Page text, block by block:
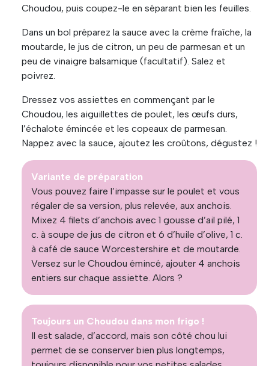
Choudou, puis coupez-le en séparant bien les feuilles.
Dans un bol préparez la sauce avec la crème fraîche, la
moutarde, le jus de citron, un peu de parmesan et un
peu de vinaigre balsamique (facultatif). Salez et
poivrez.
Dressez vos assiettes en commençant par le
Choudou, les aiguillettes de poulet, les œufs durs,
l’échalote émincée et les copeaux de parmesan.
Nappez avec la sauce, ajoutez les croûtons, dégustez !
Variante de préparation
Vous pouvez faire l’impasse sur le poulet et vous
régaler de sa version, plus relevée, aux anchois.
Mixez 4 filets d’anchois avec 1 gousse d’ail pilé, 1
c. à soupe de jus de citron et 6 d’huile d’olive, 1 c.
à café de sauce Worcestershire et de moutarde.
Versez sur le Choudou émincé, ajouter 4 anchois
entiers sur chaque assiette. Alors ?
Toujours un Choudou dans mon frigo !
Il est salade, d’accord, mais son côté chou lui
permet de se conserver bien plus longtemps,